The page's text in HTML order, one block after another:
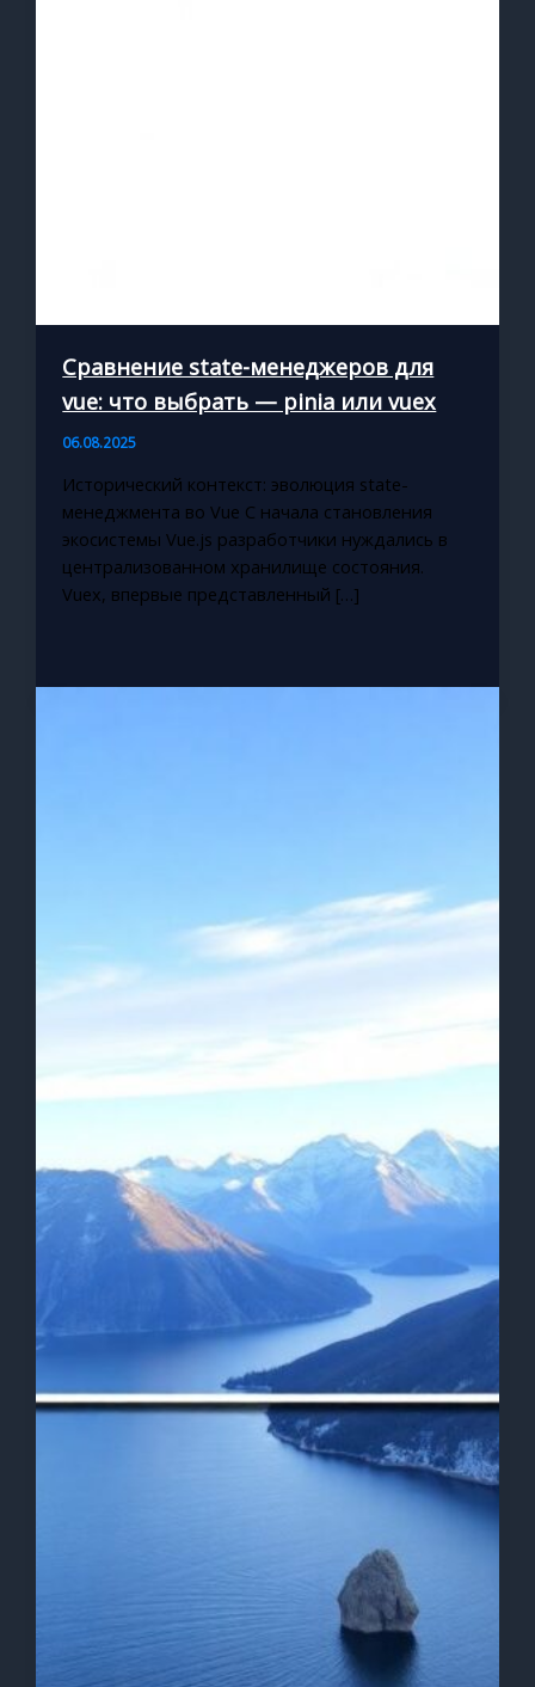
Сравнение state-менеджеров для
vue: что выбрать — pinia или vuex
06.08.2025
Исторический контекст: эволюция state-
менеджмента во Vue С начала становления
экосистемы Vue.js разработчики нуждались в
централизованном хранилище состояния.
Vuex, впервые представленный […]